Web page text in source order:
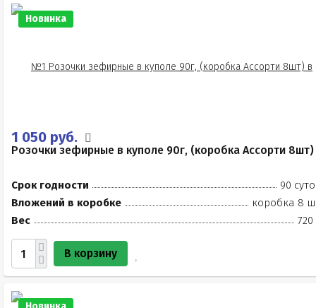
Новинка
1 050 руб.
Розочки зефирные в куполе 90г, (коробка Ассорти 8шт)
Срок годности
90
Вложений в коробке
коробка 8
Вес
720
В корзину